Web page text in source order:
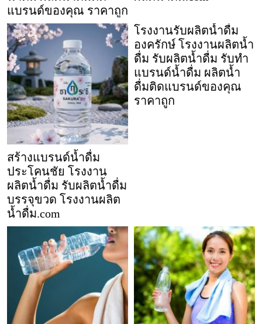
แบรนด์ของคุณ ราคาถูก
สร้างแบรนด์น้ำดื่ม
ประโคนชัย โรงงาน
ผลิตน้ำดื่ม รับผลิตน้ำดื่ม
บรรจุขวด โรงงานผลิต
น้ำดื่ม.com
โรงงานรับผลิตน้ำดื่ม
องครักษ์ โรงงานผลิตน้ำ
ดื่ม รับผลิตน้ำดื่ม รับทำ
แบรนด์น้ำดื่ม ผลิตน้ำ
ดื่มติดแบรนด์ของคุณ
ราคาถูก